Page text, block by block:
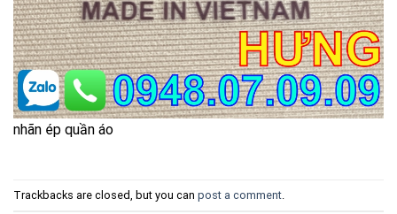
nhãn ép quần áo
Trackbacks are closed, but you can post a comment